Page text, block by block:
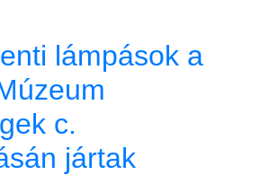
lámpások a
c.
jártak